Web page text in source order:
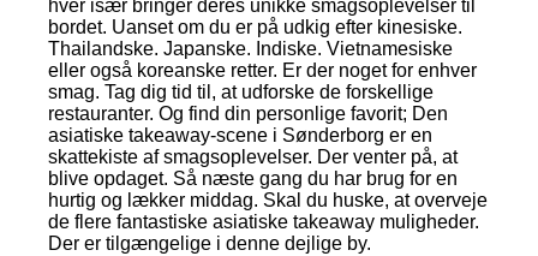
hver især bringer deres unikke smagsoplevelser til
bordet. Uanset om du er på udkig efter kinesiske.
Thailandske. Japanske. Indiske. Vietnamesiske
eller også koreanske retter. Er der noget for enhver
smag. Tag dig tid til, at udforske de forskellige
restauranter. Og find din personlige favorit; Den
asiatiske takeaway-scene i Sønderborg er en
skattekiste af smagsoplevelser. Der venter på, at
blive opdaget. Så næste gang du har brug for en
hurtig og lækker middag. Skal du huske, at overveje
de flere fantastiske asiatiske takeaway muligheder.
Der er tilgængelige i denne dejlige by.